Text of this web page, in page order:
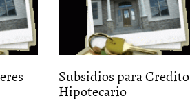
Subsidios para Credito
Hipotecario